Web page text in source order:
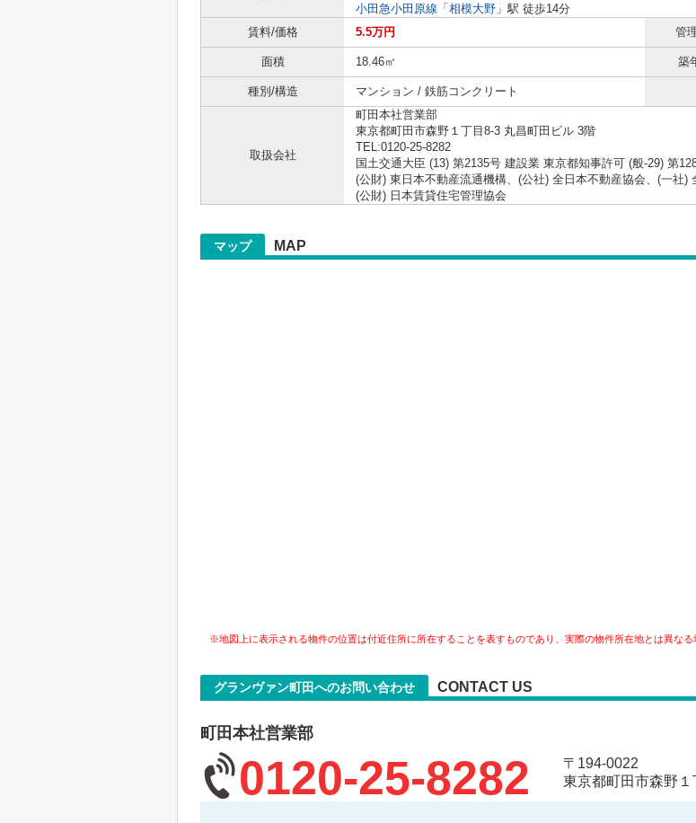
小田急小田原線 「 相模大野 」駅 徒歩14分
賃料/価格
5.5万円 管
面積 18.46㎡ 築
種別/構造 マンション / 鉄筋コンクリート
取扱会社
町田本社営業部
東京都町田市森野１丁目8-3 丸昌町田ビル 3階
TEL:0120-25-8282
国土交通大臣 (13) 第2135号 建設業 東京都知事許可 (般-29) 第
(公財) 東日本不動産流通機構、(公社) 全日本不動産協会、(一社)
(公財) 日本賃貸住宅管理協会
マップ MAP
※地図上に表示される物件の位置は付近住所に所在することを表すものであり、実際の物件所在地とは異なる
グランヴァン町田へのお問い合わせ CONTACT US
町田本社営業部
0120-25-8282
〒194-0022
東京都町田市森野